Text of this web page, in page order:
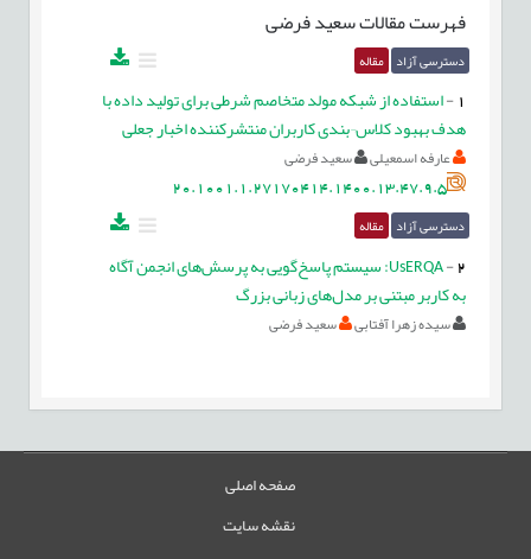
فهرست مقالاتسعید فرضی
دسترسی آزاد مقاله
-استفاده از شبکه مولد متخاصم شرطی برای تولید داده با
هدف بهبود کلاس¬بندی کاربران منتشرکننده اخبار جعلی
عارفه اسمعیلی سعید فرضی
20.1001.1.27170414.1400.13.47.9.5
دسترسی آزاد مقاله
2
-
UsERQA: سیستم پاسخ‌گویی به پرسش‌های انجمن آگاه
به کاربر مبتنی بر مدل‌های زبانی بزرگ
سیده زهرا آفتابی سعید فرضی
صفحه اصلی
نقشه سایت